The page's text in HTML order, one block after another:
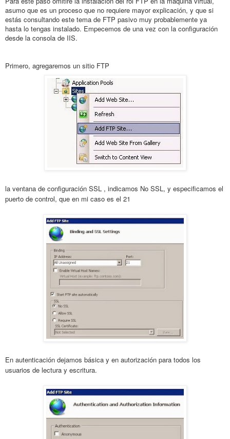
asumo que es un proceso que no requiere mayor explicación, y que si
estás consultando este tema de FTP pasivo muy probablemente ya
hasta lo tengas instalado. Empecemos de una vez con la configuración
desde la consola de IIS.
Primero, agregaremos un sitio FTP
la ventana de configuración SSL , indicamos No SSL, y especificamos el
puerto de control, que en mi caso es el 21
En autenticación dejamos básica y en autorización para todos los
usuarios de lectura y escritura.